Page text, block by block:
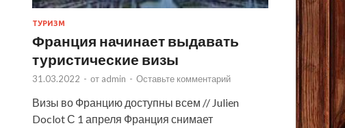
ТУРИЗМ
Франция начинает выдавать
туристические визы
31.03.2022 - от admin - Оставьте комментарий
Визы во Францию доступны всем // Julien
Doclot С 1 апреля Франция снимает